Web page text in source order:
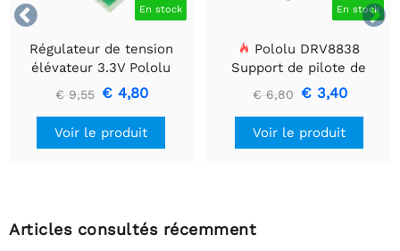

 En stock
Régulateur de tension
élévateur 3.3V Pololu
U1V10F3
€ 9,55 € 4,80
Voir le produit
En stock
Pololu DRV8838
Support de pilote de
moteur CC à balais simple
€ 6,80 € 3,40
Voir le produit
Articles consultés récemment